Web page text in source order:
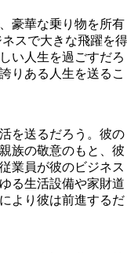
豪華な乗り物を所有
スで大きな飛躍を得
い人生を過ごすだろ
りある人生を送るこ
を送るだろう。彼の
族の敬意のもと、彼
業員が彼のビジネス
る生活設備や家財道
より彼は前進するだ